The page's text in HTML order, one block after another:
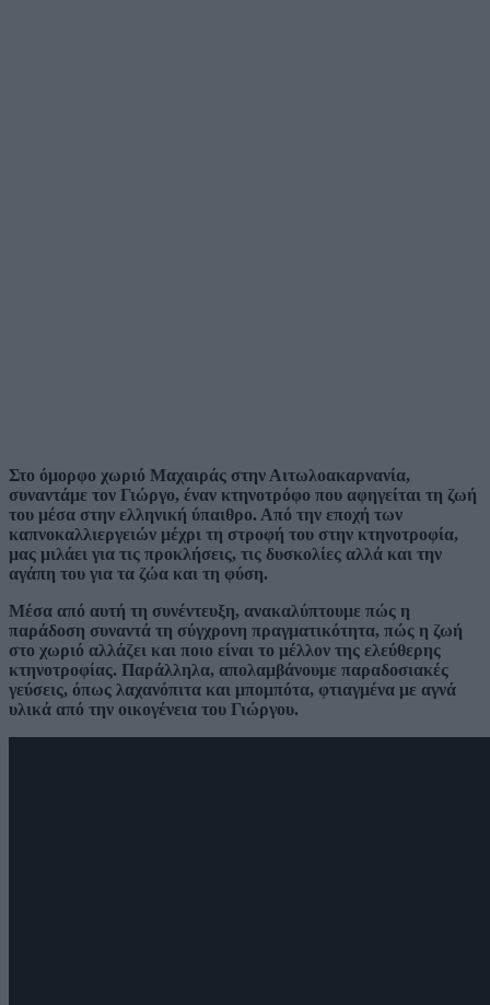
Στο όμορφο χωριό Μαχαιράς στην Αιτωλοακαρνανία,
συναντάμε τον Γιώργο, έναν κτηνοτρόφο που αφηγείται τη ζωή
του μέσα στην ελληνική ύπαιθρο. Από την εποχή των
καπνοκαλλιεργειών μέχρι τη στροφή του στην κτηνοτροφία,
μας μιλάει για τις προκλήσεις, τις δυσκολίες αλλά και την
αγάπη του για τα ζώα και τη φύση.
Μέσα από αυτή τη συνέντευξη, ανακαλύπτουμε πώς η
παράδοση συναντά τη σύγχρονη πραγματικότητα, πώς η ζωή
στο χωριό αλλάζει και ποιο είναι το μέλλον της ελεύθερης
κτηνοτροφίας. Παράλληλα, απολαμβάνουμε παραδοσιακές
γεύσεις, όπως λαχανόπιτα και μπομπότα, φτιαγμένα με αγνά
υλικά από την οικογένεια του Γιώργου.